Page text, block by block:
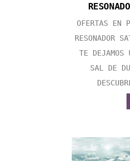
OFERTAS EN
RESONADOR
TE DEJAMOS
SAL DE